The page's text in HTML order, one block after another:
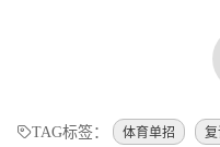
TAG标签： 体育单招 复